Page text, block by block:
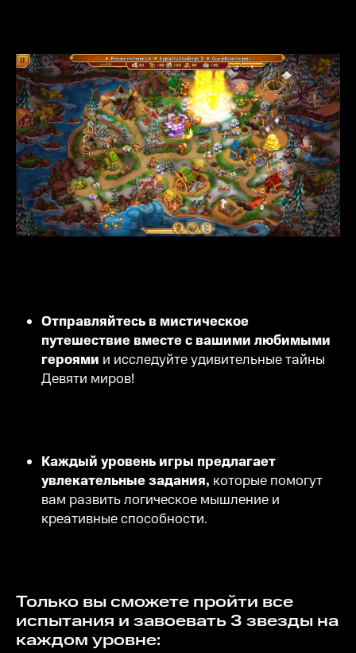
Отправляйтесь в мистическое
путешествие вместе с вашими любимыми
героями и исследуйте удивительные тайны
Девяти миров!
Каждый уровень игры предлагает
увлекательные задания, которые помогут
вам развить логическое мышление и
креативные способности.
Только вы сможете пройти все
испытания и завоевать 3 звезды на
каждом уровне: